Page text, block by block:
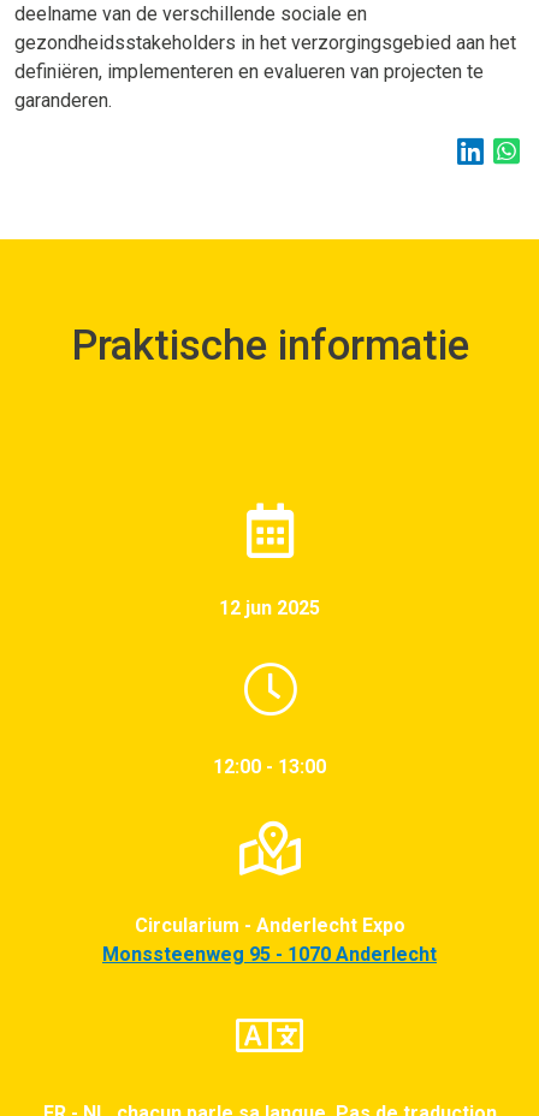
deelname van de verschillende sociale en
gezondheidsstakeholders in het verzorgingsgebied aan het
definiëren, implementeren en evalueren van projecten te
garanderen.
Praktische informatie
12 jun 2025
12:00 - 13:00
Circularium - Anderlecht Expo
Monssteenweg 95 - 1070 Anderlecht